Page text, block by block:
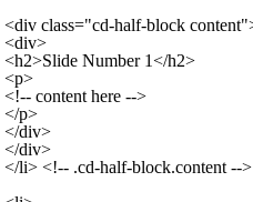
<div class="cd-half-block
<div>
<h2>Slide Number 1</h2>
<p>
<!-- content here -->
</p>
</div>
</div>
</li> <!-- .cd-half-block.content -->